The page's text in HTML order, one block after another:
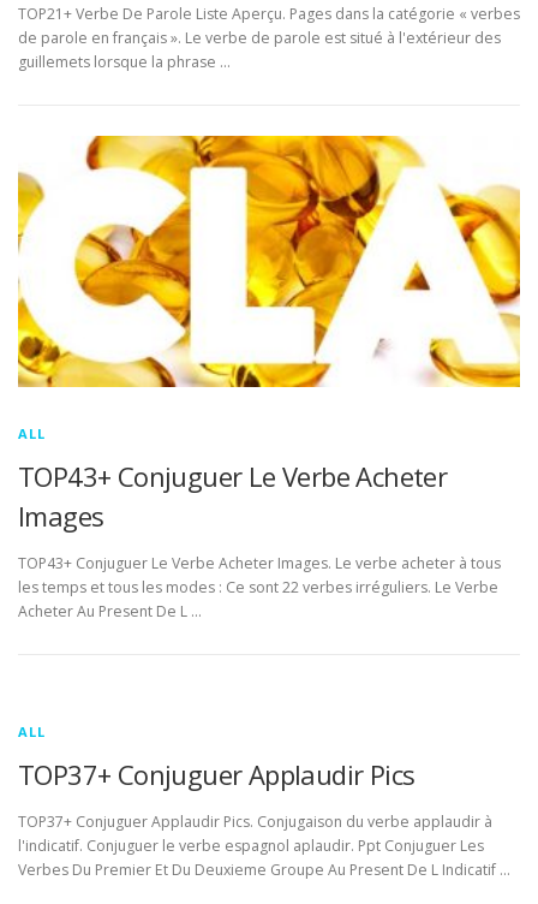
TOP21+ Verbe De Parole Liste Aperçu. Pages dans la catégorie « verbes
de parole en français ». Le verbe de parole est situé à l'extérieur des
guillemets lorsque la phrase …
ALL
TOP43+ Conjuguer Le Verbe Acheter
Images
TOP43+ Conjuguer Le Verbe Acheter Images. Le verbe acheter à tous
les temps et tous les modes : Ce sont 22 verbes irréguliers. Le Verbe
Acheter Au Present De L …
ALL
TOP37+ Conjuguer Applaudir Pics
TOP37+ Conjuguer Applaudir Pics. Conjugaison du verbe applaudir à
l'indicatif. Conjuguer le verbe espagnol aplaudir. Ppt Conjuguer Les
Verbes Du Premier Et Du Deuxieme Groupe Au Present De L Indicatif …